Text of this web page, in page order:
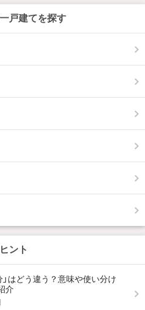
戸建てを探す
ント
」はどう違う？意味や使い分け
介